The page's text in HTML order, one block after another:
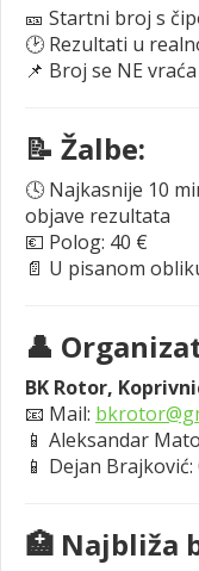
🎫 Startni broj s
🕑 Rezultati u
📌 Broj se NE
📝 Žalbe:
🕓 Najkasnije 10
objave rezultata
💶 Polog: 40 €
📄 U pisanom
👤
BK Rotor,
📧 Mail:
📱 Aleksandar
📱 Dejan Brajković:
🏥 Najbliža